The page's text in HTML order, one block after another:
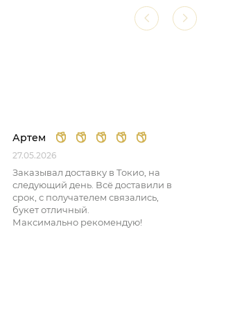
Артем
27.05.2026
Заказывал доставку в Токио, на
следующий день. Всё доставили в
срок, с получателем связались,
букет отличный.
Максимально рекомендую!